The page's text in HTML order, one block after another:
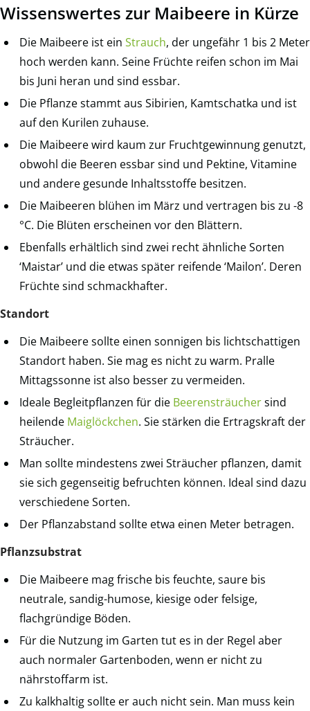
Wissenswertes zur Maibeere in Kürze
Die Maibeere ist ein Strauch, der ungefähr 1 bis 2 Meter
hoch werden kann. Seine Früchte reifen schon im Mai
bis Juni heran und sind essbar.
Die Pflanze stammt aus Sibirien, Kamtschatka und ist
auf den Kurilen zuhause.
Die Maibeere wird kaum zur Fruchtgewinnung genutzt,
obwohl die Beeren essbar sind und Pektine, Vitamine
und andere gesunde Inhaltsstoffe besitzen.
Die Maibeeren blühen im März und vertragen bis zu -8
°C. Die Blüten erscheinen vor den Blättern.
Ebenfalls erhältlich sind zwei recht ähnliche Sorten
‘Maistar’ und die etwas später reifende ‘Mailon’. Deren
Früchte sind schmackhafter.
Standort
Die Maibeere sollte einen sonnigen bis lichtschattigen
Standort haben. Sie mag es nicht zu warm. Pralle
Mittagssonne ist also besser zu vermeiden.
Ideale Begleitpflanzen für die Beerensträuchersind
heilende Maiglöckchen. Sie stärken die Ertragskraft der
Sträucher.
Man sollte mindestens zwei Sträucher pflanzen, damit
sie sich gegenseitig befruchten können. Ideal sind dazu
verschiedene Sorten.
Der Pflanzabstand sollte etwa einen Meter betragen.
Pflanzsubstrat
Die Maibeere mag frische bis feuchte, saure bis
neutrale, sandig-humose, kiesige oder felsige,
flachgründige Böden.
Für die Nutzung im Garten tut es in der Regel aber
auch normaler Gartenboden, wenn er nicht zu
nährstoffarm ist.
Zu kalkhaltig sollte er auch nicht sein. Man muss kein